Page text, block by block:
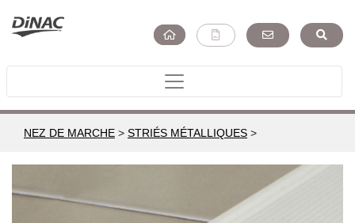
NEZ DE MARCHE > STRIÉS MÉTALLIQUES >